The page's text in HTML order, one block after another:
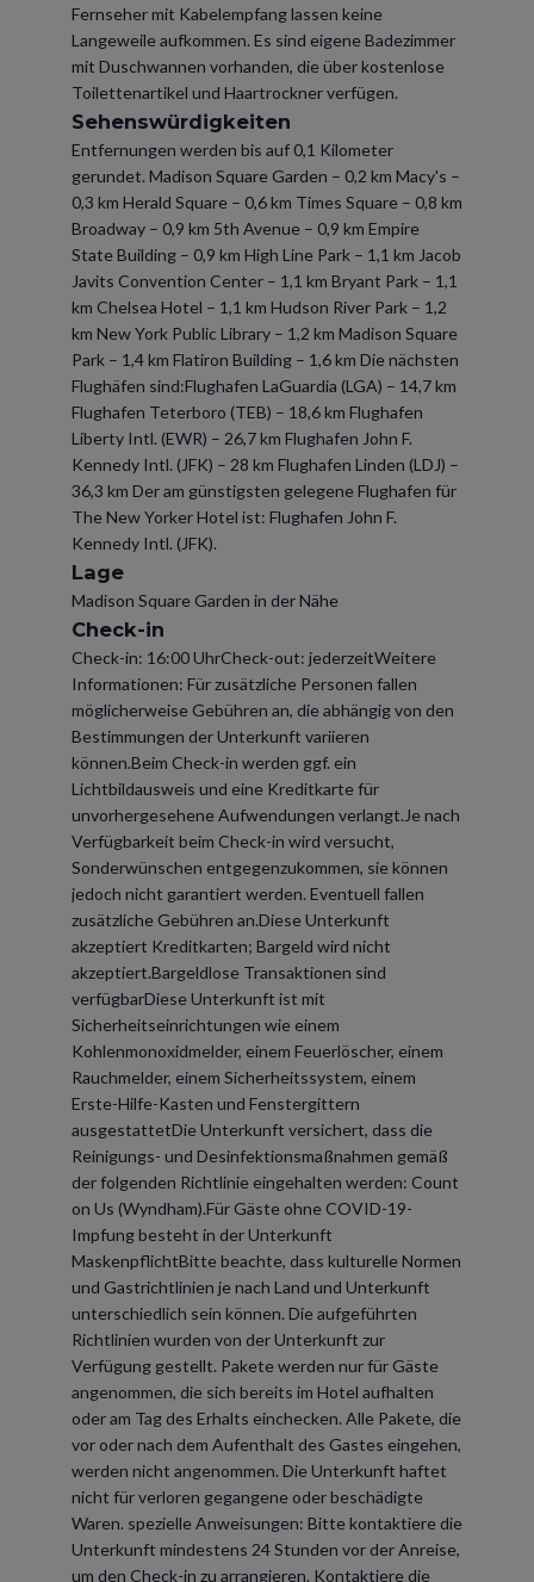
Fernseher mit Kabelempfang lassen keine
Langeweile aufkommen. Es sind eigene Badezimmer
mit Duschwannen vorhanden, die über kostenlose
Toilettenartikel und Haartrockner verfügen.
Sehenswürdigkeiten
Entfernungen werden bis auf 0,1 Kilometer
gerundet. Madison Square Garden – 0,2 km Macy's –
0,3 km Herald Square – 0,6 km Times Square – 0,8 km
Broadway – 0,9 km 5th Avenue – 0,9 km Empire
State Building – 0,9 km High Line Park – 1,1 km Jacob
Javits Convention Center – 1,1 km Bryant Park – 1,1
km Chelsea Hotel – 1,1 km Hudson River Park – 1,2
km New York Public Library – 1,2 km Madison Square
Park – 1,4 km Flatiron Building – 1,6 km Die nächsten
Flughäfen sind:Flughafen LaGuardia (LGA) – 14,7 km
Flughafen Teterboro (TEB) – 18,6 km Flughafen
Liberty Intl. (EWR) – 26,7 km Flughafen John F.
Kennedy Intl. (JFK) – 28 km Flughafen Linden (LDJ) –
36,3 km Der am günstigsten gelegene Flughafen für
The New Yorker Hotel ist: Flughafen John F.
Kennedy Intl. (JFK).
Lage
Madison Square Garden in der Nähe
Check-in
Check-in: 16:00 UhrCheck-out: jederzeitWeitere
Informationen: Für zusätzliche Personen fallen
möglicherweise Gebühren an, die abhängig von den
Bestimmungen der Unterkunft variieren
können.Beim Check-in werden ggf. ein
Lichtbildausweis und eine Kreditkarte für
unvorhergesehene Aufwendungen verlangt.Je nach
Verfügbarkeit beim Check-in wird versucht,
Sonderwünschen entgegenzukommen, sie können
jedoch nicht garantiert werden. Eventuell fallen
zusätzliche Gebühren an.Diese Unterkunft
akzeptiert Kreditkarten; Bargeld wird nicht
akzeptiert.Bargeldlose Transaktionen sind
verfügbarDiese Unterkunft ist mit
Sicherheitseinrichtungen wie einem
Kohlenmonoxidmelder, einem Feuerlöscher, einem
Rauchmelder, einem Sicherheitssystem, einem
Erste-Hilfe-Kasten und Fenstergittern
ausgestattetDie Unterkunft versichert, dass die
Reinigungs- und Desinfektionsmaßnahmen gemäß
der folgenden Richtlinie eingehalten werden: Count
on Us (Wyndham).Für Gäste ohne COVID-19-
Impfung besteht in der Unterkunft
MaskenpflichtBitte beachte, dass kulturelle Normen
und Gastrichtlinien je nach Land und Unterkunft
unterschiedlich sein können. Die aufgeführten
Richtlinien wurden von der Unterkunft zur
Verfügung gestellt. Pakete werden nur für Gäste
angenommen, die sich bereits im Hotel aufhalten
oder am Tag des Erhalts einchecken. Alle Pakete, die
vor oder nach dem Aufenthalt des Gastes eingehen,
werden nicht angenommen. Die Unterkunft haftet
nicht für verloren gegangene oder beschädigte
Waren. spezielle Anweisungen: Bitte kontaktiere die
Unterkunft mindestens 24 Stunden vor der Anreise,
um den Check-in zu arrangieren. Kontaktiere die